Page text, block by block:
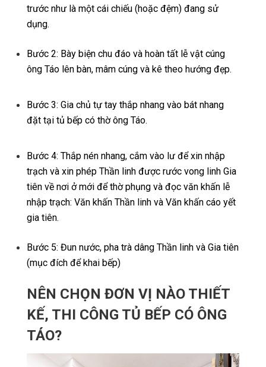
trước như là một cái chiếu (hoặc đệm) đang sử
dụng.
Bước 2: Bày biện chu đáo và hoàn tất lễ vật cúng
ông Táo lên bàn, mâm cúng và kê theo hướng đẹp.
Bước 3: Gia chủ tự tay thắp nhang vào bát nhang
đặt tại tủ bếp có thờ ông Táo.
Bước 4: Thắp nén nhang, cắm vào lư để xin nhập
trạch và xin phép Thần linh được rước vong linh Gia
tiên về nơi ở mới để thờ phụng và đọc văn khấn lễ
nhập trạch: Văn khấn Thần linh và Văn khấn cáo yết
gia tiên.
Bước 5: Đun nước, pha trà dâng Thần linh và Gia tiên
(mục đích để khai bếp)
NÊN CHỌN ĐƠN VỊ NÀO THIẾT
KẾ, THI CÔNG TỦ BẾP CÓ ÔNG
TÁO?